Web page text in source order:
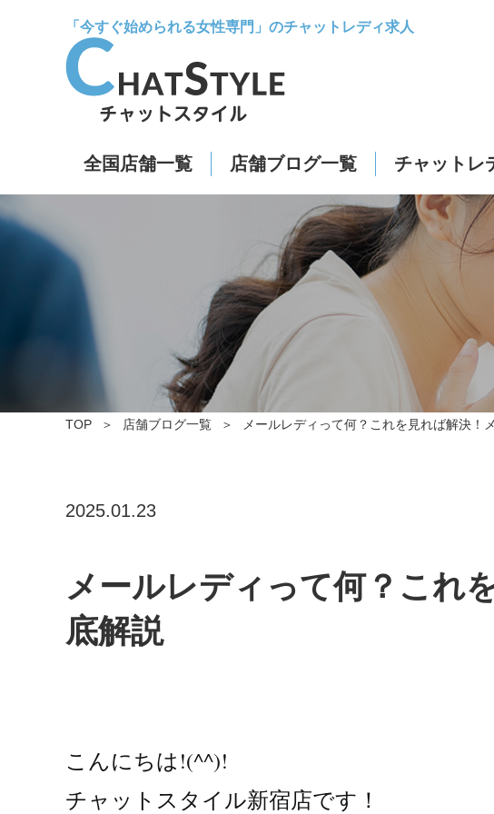
「今すぐ始められる女性専門」のチャットレディ求人
全国店舗一覧 店舗ブログ一覧 チャットレ
TOP 店舗ブログ一覧 メールレディって何？これを見れば解決！
2025.01.23
メールレディって何？これ
底解説
こんにちは!(^^)!
チャットスタイル新宿店です！